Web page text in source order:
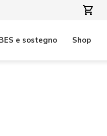
e sostegno Shop